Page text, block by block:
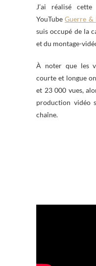
J’ai réalisé
YouTubeGuerre &
suis occupé de la
et du montage-
À noter que les
courte et longue
et 23 000 vues,
production vidéo
chaîne.